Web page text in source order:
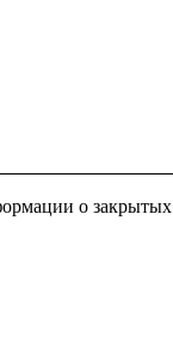
о закрытых